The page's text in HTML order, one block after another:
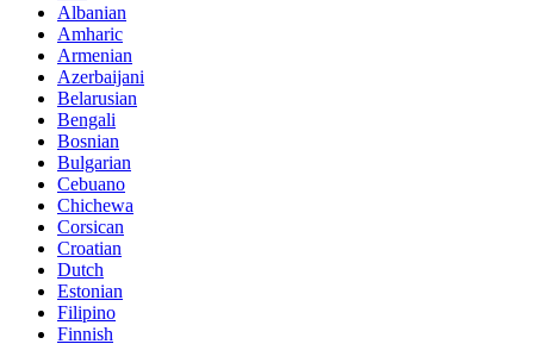
Albanian
Amharic
Armenian
Azerbaijani
Belarusian
Bengali
Bosnian
Bulgarian
Cebuano
Chichewa
Corsican
Croatian
Dutch
Estonian
Filipino
Finnish